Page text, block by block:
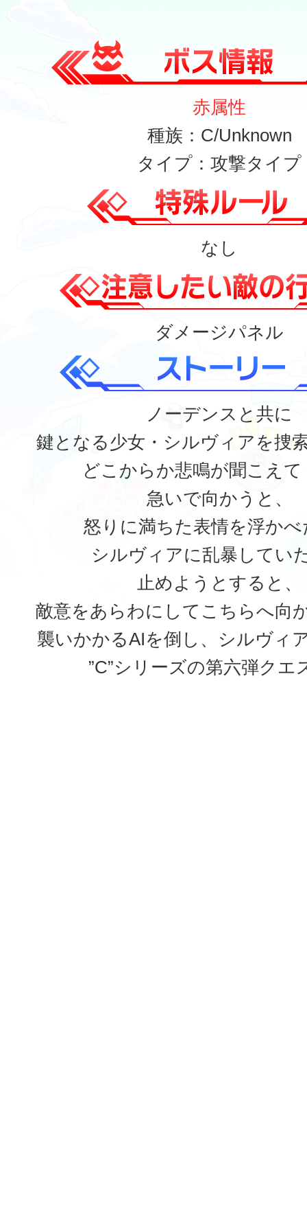
赤属性
種族：C/Unknown
タイプ：攻撃タイプ
なし
ダメージパネル
ノーデンスと共に
鍵となる少女・シルヴィアを捜
どこからか悲鳴が聞こえ
急いで向かうと、
怒りに満ちた表情を浮かべ
シルヴィアに乱暴してい
止めようとすると、
敵意をあらわにしてこちらへ向
襲いかかるAIを倒し、シルヴィ
”C”シリーズの第六弾クエ